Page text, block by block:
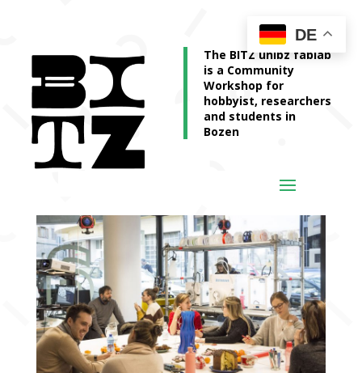
The BITZ unibz fablab
is a Community
Workshop for
hobbyist, researchers
and students in
Bozen
DE